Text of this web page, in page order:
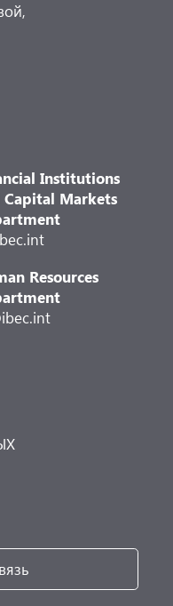
Institutions
Capital Markets
Resources